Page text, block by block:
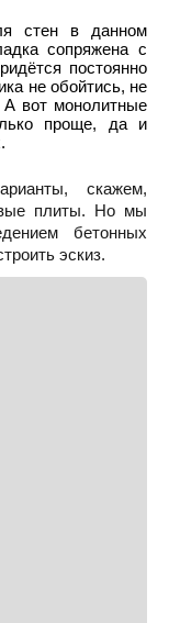
стен в данном
сопряжена с
постоянно
не обойтись, не
вот монолитные
проще, да и
скажем,
плиты. Но мы
бетонных
эскиз.